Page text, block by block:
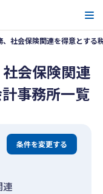
、社会保険関連を得意とする
会保険関連
事務所一覧
条件を変更する
連